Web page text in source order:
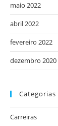
maio 2022
abril 2022
fevereiro 2022
dezembro 2020
Categorias
Carreiras